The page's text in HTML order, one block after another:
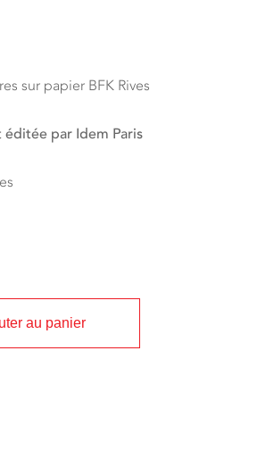
sur papier BFK Rives
par Idem Paris
au panier